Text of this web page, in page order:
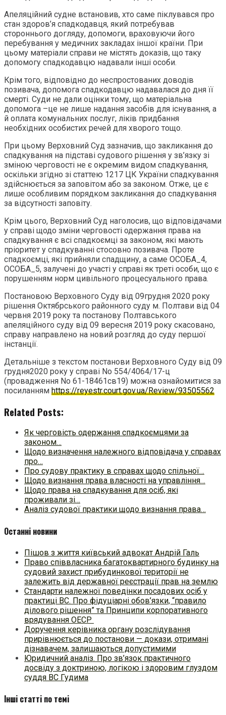
Апеляційний судне встановив, хто саме піклувався про
стан здоров’я спадкодавця, який потребував
стороннього догляду, допомоги, враховуючи його
перебування у медичних закладах іншої країни. При
цьому матеріали справи не містять доказів, що таку
допомогу спадкодавцю надавали інші особи.
Крім того, відповідно до неспростованих доводів
позивача, допомога спадкодавцю надавалася до дня її
смерті. Суди не дали оцінки тому, що матеріальна
допомога –це не лише надання засобів для існування, а
й оплата комунальних послуг, ліків придбання
необхідних особистих речей для хворого тощо.
При цьому Верховний Суд зазначив, що закликання до
спадкування на підставі судового рішення у зв’язку зі
зміною черговості не є окремим видом спадкування,
оскільки згідно зі статтею 1217 ЦК України спадкування
здійснюється за заповітом або за законом. Отже, це є
лише особливим порядком закликання до спадкування
за відсутності заповіту.
Крім цього, Верховний Суд наголосив, що відповідачами
у справі щодо зміни черговості одержання права на
спадкування є всі спадкоємці за законом, які мають
пріоритет у спадкуванні стосовно позивача. Проте
спадкоємці, які прийняли спадщину, а саме ОСОБА_4,
ОСОБА_5, залучені до участі у справі як треті особи, що є
порушенням норм цивільного процесуального права.
Постановою Верховного Суду від 09грудня 2020 року
рішення Октябрського районного суду м. Полтави від 04
червня 2019 року та постанову Полтавського
апеляційного суду від 09 вересня 2019 року скасовано,
справу направлено на новий розгляд до суду першої
інстанції.
Детальніше з текстом постанови Верховного Суду від 09
грудня2020 року у справі No 554/4064/17-ц
(провадження No 61-18461св19) можна ознайомитися за
посиланням https://reyestr.court.gov.ua/Review/93505562
Related Posts:
Як черговість одержання спадкоємцями за
законом…
Щодо визначення належного відповідача у справах
про…
Про судову практику в справах щодо спільної…
Щодо визнання права власності на управління…
Щодо права на спадкування для осіб, які
проживали зі…
Аналіз судової практики щодо визнання права…
Останні новини
Пішов з життя київський адвокат Андрій Галь
Право співвласника багатоквартирного будинку на
судовий захист прибудинкової території не
залежить від державної реєстрації прав на землю
Стандарти належної поведінки посадових осіб у
практиці ВC. Про фідуціарні обов’язки, “правило
ділового рішення” та Принципи корпоративного
врядування ОЕСР
Доручення керівника органу розслідування
прирівнюється до постанови — докази, отримані
дізнавачем, залишаються допустимими
Юридичний аналіз. Про зв’язок практичного
досвіду з доктриною, логікою і здоровим глуздом
суддя ВС Гудима
Інші статті по темі